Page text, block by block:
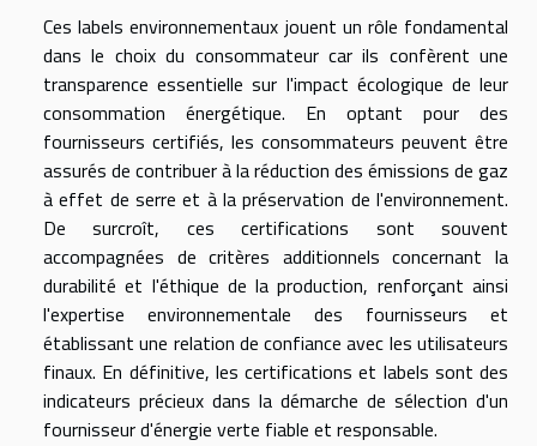
Ces labels environnementaux jouent un rôle fondamental
dans le choix du consommateur car ils confèrent une
transparence essentielle sur l'impact écologique de leur
consommation énergétique. En optant pour des
fournisseurs certifiés, les consommateurs peuvent être
assurés de contribuer à la réduction des émissions de gaz
à effet de serre et à la préservation de l'environnement.
De surcroît, ces certifications sont souvent
accompagnées de critères additionnels concernant la
durabilité et l'éthique de la production, renforçant ainsi
l'expertise environnementale des fournisseurs et
établissant une relation de confiance avec les utilisateurs
finaux. En définitive, les certifications et labels sont des
indicateurs précieux dans la démarche de sélection d'un
fournisseur d'énergie verte fiable et responsable.